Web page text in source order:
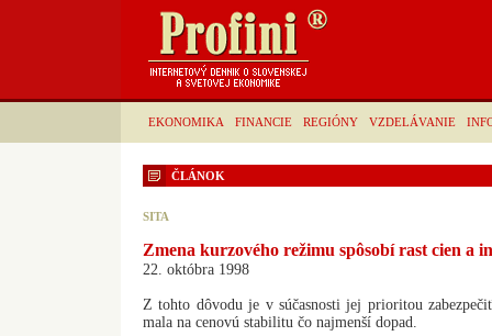
EKONOMIKA FINANCIE REGIÓNY VZDELÁVANIE
ČLÁNOK
SITA
Zmena kurzového režimu spôsobí rast cien a
22. októbra 1998
Z tohto dôvodu je v súčasnosti jej prioritou
mala na cenovú stabilitu čo najmenší dopad.